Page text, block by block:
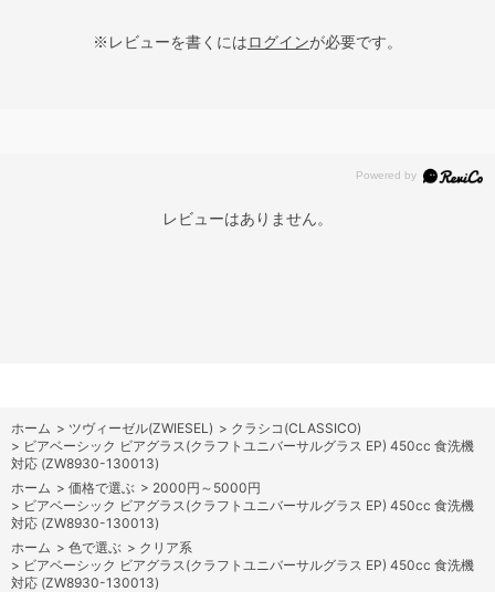
※レビューを書くにはログインが必要です。
レビューはありません。
ホーム > ツヴィーゼル(ZWIESEL) > クラシコ(CLASSICO)
> ビアベーシック ビアグラス(クラフトユニバーサルグラス EP) 450cc 食洗機
対応 (ZW8930-130013)
ホーム > 価格で選ぶ > 2000円～5000円
> ビアベーシック ビアグラス(クラフトユニバーサルグラス EP) 450cc 食洗機
対応 (ZW8930-130013)
ホーム > 色で選ぶ > クリア系
> ビアベーシック ビアグラス(クラフトユニバーサルグラス EP) 450cc 食洗機
対応 (ZW8930-130013)